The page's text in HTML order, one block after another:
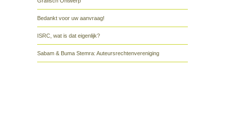
Bedankt voor uw aanvraag!
ISRC, wat is dat eigenlijk?
Sabam & Buma Stemra: Auteursrechtenvereniging